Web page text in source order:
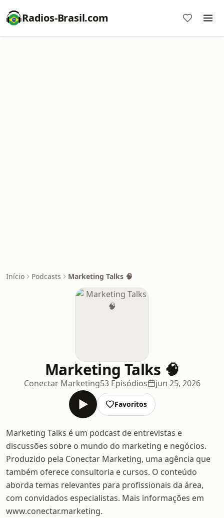
Radios-Brasil.com
Início Podcasts Marketing Talks 🧠
Marketing Talks 🧠
Conectar Marketing53 Episódios jun 25, 2026
Favoritos
Marketing Talks é um podcast de entrevistas e
discussões sobre o mundo do marketing e negócios.
Produzido pela Conectar Marketing, uma agência que
também oferece consultoria e cursos. O conteúdo
aborda temas relevantes para profissionais da área,
com convidados especialistas. Mais informações em
www.conectar.marketing.